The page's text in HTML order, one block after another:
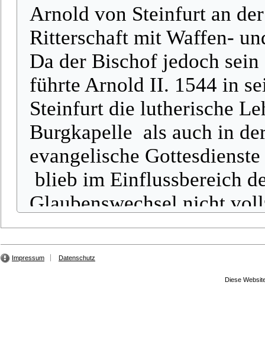
Impressum Datenschutz
Diese